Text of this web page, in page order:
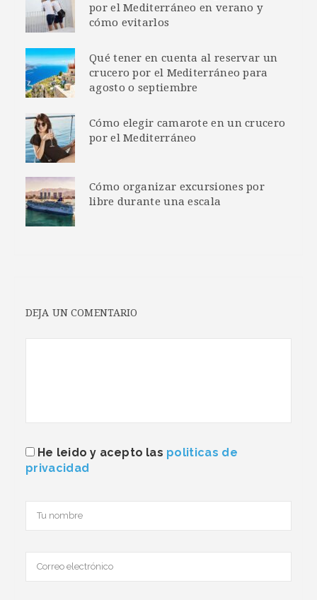
por el Mediterráneo en verano y
cómo evitarlos
Qué tener en cuenta al reservar un
crucero por el Mediterráneo para
agosto o septiembre
Cómo elegir camarote en un crucero
por el Mediterráneo
Cómo organizar excursiones por
libre durante una escala
DEJA UN COMENTARIO
He leido y acepto las politicas de
privacidad